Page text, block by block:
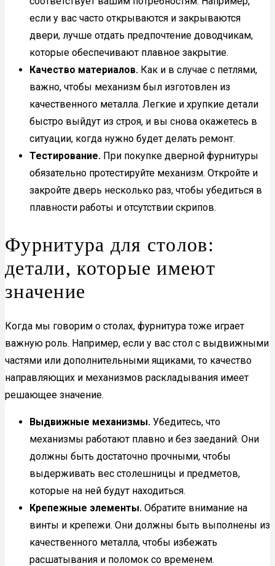
если у вас часто открываются и закрываются
двери, лучше отдать предпочтение доводчикам,
которые обеспечивают плавное закрытие.
Качество материалов. Как и в случае с петлями,
важно, чтобы механизм был изготовлен из
качественного металла. Легкие и хрупкие детали
быстро выйдут из строя, и вы снова окажетесь в
ситуации, когда нужно будет делать ремонт.
Тестирование. При покупке дверной фурнитуры
обязательно протестируйте механизм. Откройте и
закройте дверь несколько раз, чтобы убедиться в
плавности работы и отсутствии скрипов.
Фурнитура для столов:
детали, которые имеют
значение
Когда мы говорим о столах, фурнитура тоже играет
важную роль. Например, если у вас стол с выдвижными
частями или дополнительными ящиками, то качество
направляющих и механизмов раскладывания имеет
решающее значение.
Выдвижные механизмы. Убедитесь, что
механизмы работают плавно и без заеданий. Они
должны быть достаточно прочными, чтобы
выдерживать вес столешницы и предметов,
которые на ней будут находиться.
Крепежные элементы. Обратите внимание на
винты и крепежи. Они должны быть выполнены из
качественного металла, чтобы избежать
расшатывания и поломок со временем.